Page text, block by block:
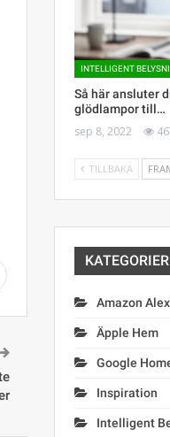
INTELLIGENT
Så här ansluter
glödlampor till…
sep 8, 2022
TILLBAKA
KATEGORIER
Amazon
Äpple Hem
Google
Inspiration
Intelligent